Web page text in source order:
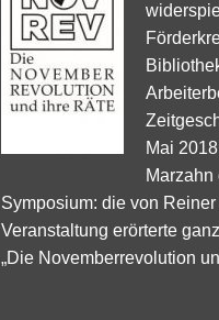
Mai
Marzahn
Symposium: die von
Veranstaltung erörterte
„Die Novemberrevolution